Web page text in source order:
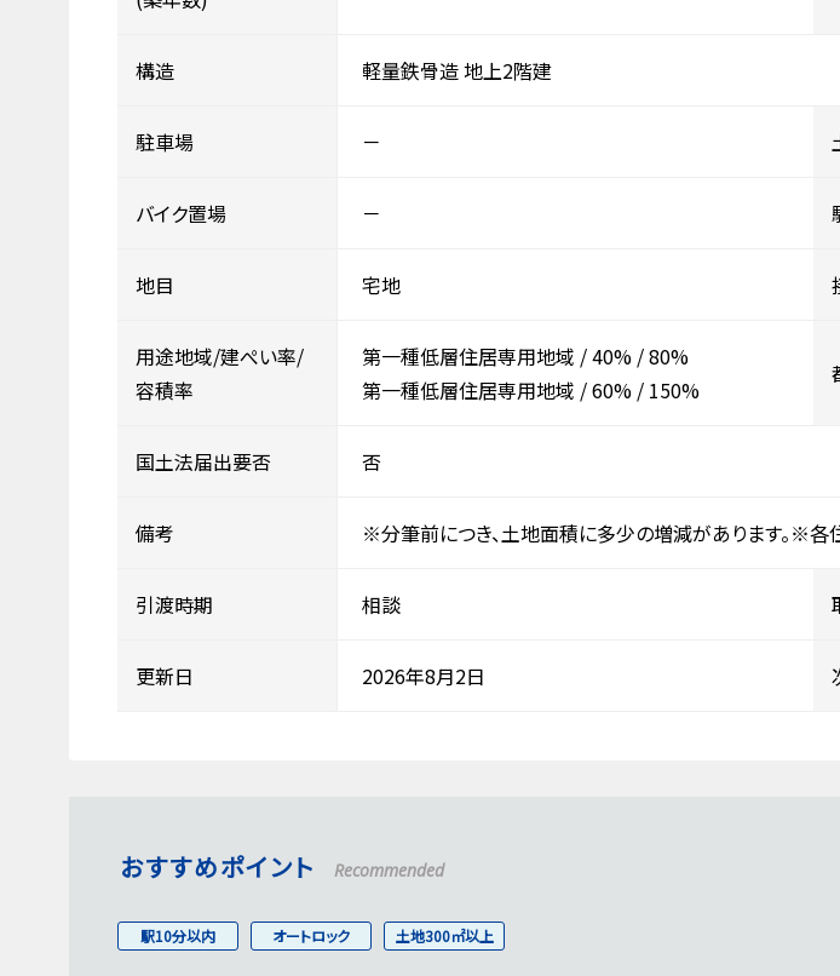
構造 軽量鉄骨造地上2階建
駐車場 －
バイク置場 －
地目 宅地
用途地域/建ぺい率/
容積率
第一種低層住居専用地域 /40% /80%
第一種低層住居専用地域 /60% / 150%
国土法届出要否 否
備考 ※分筆前につき、土地面積に多少の増減があります。※各
引渡時期 相談
更新日 2026年8月2日
おすすめポイント Recommended
駅10分以内 オートロック 土地300㎡以上